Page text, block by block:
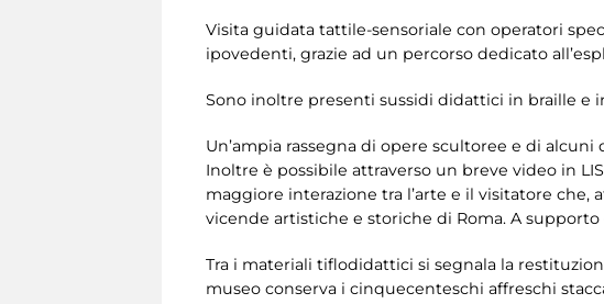
Visita guidata tattile-sensoriale con operatori
ipovedenti, grazie ad un percorso dedicato
Sono inoltre presenti sussidi didattici in braille e
Un’ampia rassegna di opere scultoree e di
Inoltre è possibile attraverso un breve video in
maggiore interazione tra l’arte e il visitatore
vicende artistiche e storiche di Roma. A
Tra i materiali tiflodidattici si segnala la
museo conserva i cinquecenteschi affreschi